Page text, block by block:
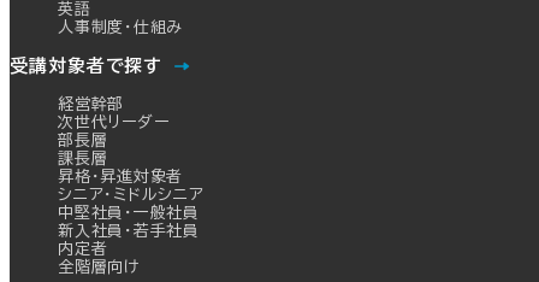
英語
人事制度・仕組み
受講対象者で探す
経営幹部
次世代リーダー
部長層
課長層
昇格・昇進対象者
シニア・ミドルシニア
中堅社員・一般社員
新入社員・若手社員
内定者
全階層向け